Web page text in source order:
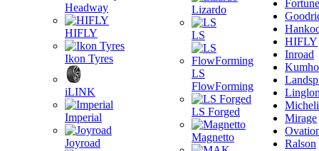
Headway
HIFLY
Ikon Tyres
iLINK
Imperial
Joyroad
Lizardo
LS
LS
FlowForming
LS Forged
Magnetto
Fortune
HIFLY
Inroad
Kumho
Mirage
Ralson